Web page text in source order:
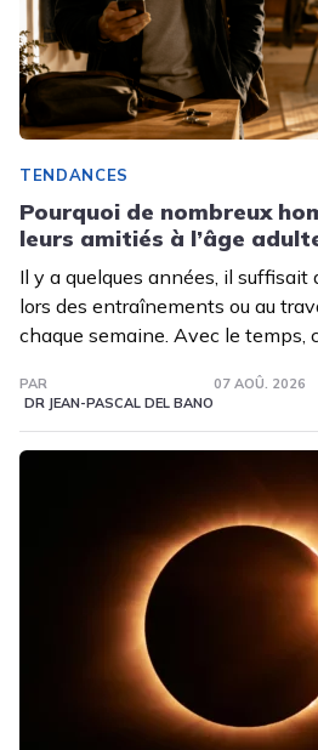
TENDANCES
Pourquoi de nombreux
leurs amitiés à l’âge
Il y a quelques années, il suffisait
lors des entraînements ou au
chaque semaine. Avec le temps,
PAR
DR JEAN-PASCAL DEL BANO
07 AOÛ. 2026